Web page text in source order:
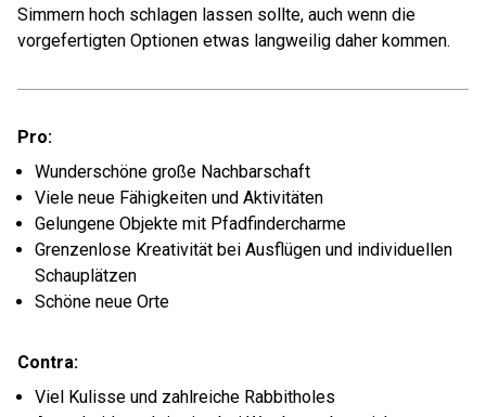
Simmern hoch schlagen lassen sollte, auch wenn die
vorgefertigten Optionen etwas langweilig daher kommen.
Pro:
Wunderschöne große Nachbarschaft
Viele neue Fähigkeiten und Aktivitäten
Gelungene Objekte mit Pfadfindercharme
Grenzenlose Kreativität bei Ausflügen und individuellen
Schauplätzen
Schöne neue Orte
Contra:
Viel Kulisse und zahlreiche Rabbitholes